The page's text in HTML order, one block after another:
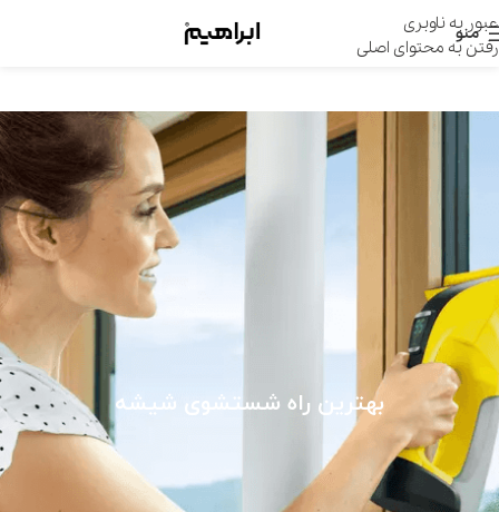
عبور به ناوبری
رفتن به محتوای اصلی
منو
بهترین راه شستشوی شیشه